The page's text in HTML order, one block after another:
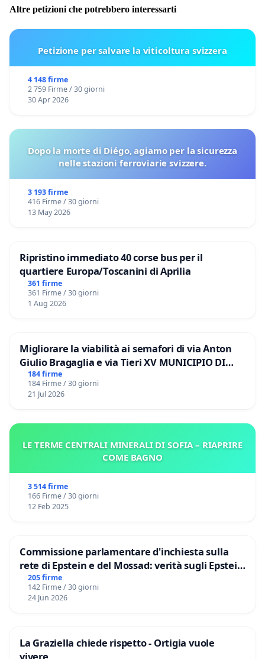
Altre petizioni che potrebbero interessarti
Petizione per salvare la viticoltura svizzera
4 148 firme
2 759 Firme / 30 giorni
30 Apr 2026
Dopo la morte di Diégo, agiamo per la sicurezza
nelle stazioni ferroviarie svizzere.
3 193 firme
416 Firme / 30 giorni
13 May 2026
Ripristino immediato 40 corse bus per il
quartiere Europa/Toscanini di Aprilia
361 firme
361 Firme / 30 giorni
1 Aug 2026
Migliorare la viabilità ai semafori di via Anton
Giulio Bragaglia e via Tieri XV MUNICIPIO DI
ROMA
184 firme
184 Firme / 30 giorni
21 Jul 2026
LE TERME CENTRALI MINERALI DI SOFIA – RIAPRIRE
COME BAGNO
3 514 firme
166 Firme / 30 giorni
12 Feb 2025
Commissione parlamentare d'inchiesta sulla
rete di Epstein e del Mossad: verità sugli Epstein
Files
205 firme
142 Firme / 30 giorni
24 Jun 2026
La Graziella chiede rispetto - Ortigia vuole